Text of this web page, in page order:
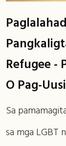
Refugee -
O Pag-
Sa
sa mga LGBT